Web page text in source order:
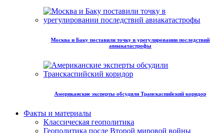
Москва и Баку поставили точку в урегулировании последствий
авиакатастрофы
Американские эксперты обсудили Транскаспийский коридор
Факты и материалы
Классическая геополитика
Геополитика после Второй мировой войны